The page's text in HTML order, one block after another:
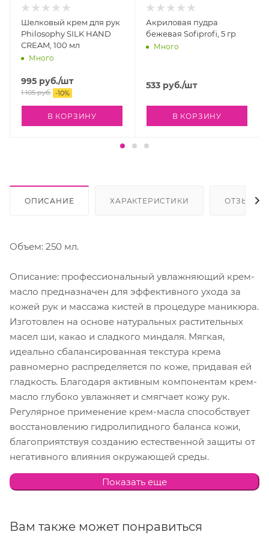
Шелковый крем для рук
Philosophy SILK HAND
CREAM, 100 мл
Много
995 руб./шт
1 105руб. -10%
В КОРЗИНУ
Акриловая пудра
бежевая Sofiprofi, 5 гр
Много
533 руб./шт
В КОРЗИНУ
ОПИСАНИЕ ХАРАКТЕРИСТИКИ ОТЗЫВЫ
Объем: 250 мл.
Описание: профессиональный увлажняющий крем-
масло предназначен для эффективного ухода за
кожей рук и массажа кистей в процедуре маникюра.
Изготовлен на основе натуральных растительных
масел ши, какао и сладкого миндаля. Мягкая,
идеально сбалансированная текстура крема
равномерно распределяется по коже, придавая ей
гладкость. Благодаря активным компонентам крем-
масло глубоко увлажняет и смягчает кожу рук.
Регулярное применение крем-масла способствует
восстановлению гидролипидного баланса кожи,
благоприятствуя созданию естественной защиты от
негативного влияния окружающей среды.
Экстракты киви и гуавы придают средству легкий,
приятный аромат. Рекомендуется для сухой кожи.
маникюра и для проведения массажа кистей, для
Показать еще
Вам также может понравиться